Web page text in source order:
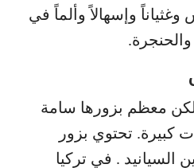
وإسهالاً وألماً في
معظم بزورها سامة
كبيرة. تحتوي بزور
. في تركيا